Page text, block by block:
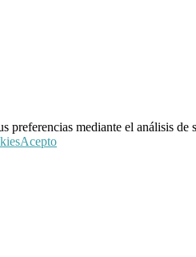
mediante el análisis
Acepto